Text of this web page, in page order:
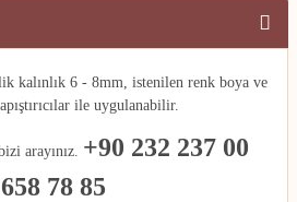
kalınlık 6 - 8mm, istenilen renk boya ve
ile uygulanabilir.
arayınız. +90 232 237 00
78 85